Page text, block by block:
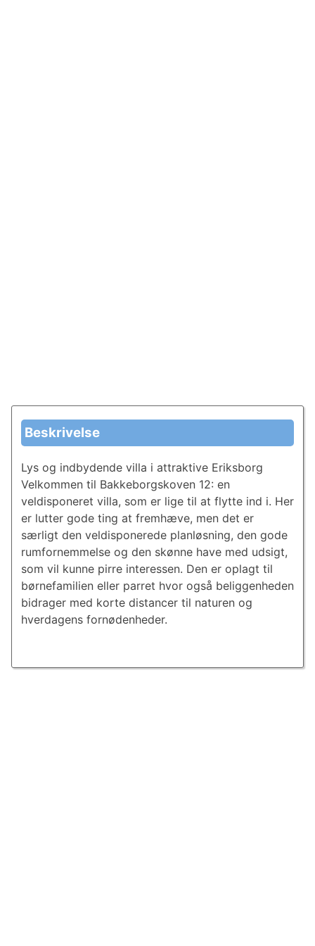
Beskrivelse
Lys og indbydende villa i attraktive Eriksborg
Velkommen til Bakkeborgskoven 12: en
veldisponeret villa, som er lige til at flytte ind i. Her
er lutter gode ting at fremhæve, men det er
særligt den veldisponerede planløsning, den gode
rumfornemmelse og den skønne have med udsigt,
som vil kunne pirre interessen. Den er oplagt til
børnefamilien eller parret hvor også beliggenheden
bidrager med korte distancer til naturen og
hverdagens fornødenheder.